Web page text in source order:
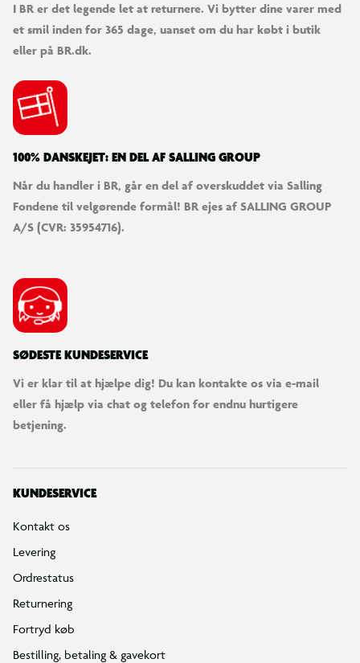
I BR er det legende let at returnere. Vi bytter dine varer med
et smil inden for 365 dage, uanset om du har købt i butik
eller på BR.dk.
100% DANSKEJET: EN DEL AF SALLING GROUP
Når du handler i BR, går en del af overskuddet via Salling
Fondene til velgørende formål! BR ejes af SALLING GROUP
A/S (CVR: 35954716).
SØDESTE KUNDESERVICE
Vi er klar til at hjælpe dig! Du kan kontakte os via e-mail
eller få hjælp via chat og telefon for endnu hurtigere
betjening.
KUNDESERVICE
Kontakt os
Levering
Ordrestatus
Returnering
Fortryd køb
Bestilling, betaling & gavekort